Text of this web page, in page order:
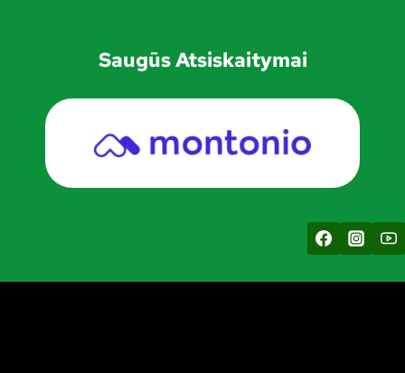
Saugūs Atsiskaitymai